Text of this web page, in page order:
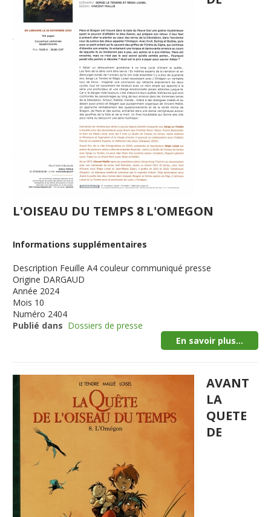
L'OISEAU DU TEMPS 8 L'OMEGON
Informations supplémentaires
Description Feuille A4 couleur communiqué presse
Origine DARGAUD
Année 2024
Mois 10
Numéro 2404
Publié dans Dossiers de presse
En savoir plus...
AVANT
LA
QUETE
DE